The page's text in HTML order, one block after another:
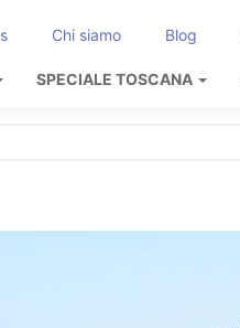
Chi siamo Blog
SPECIALE TOSCANA